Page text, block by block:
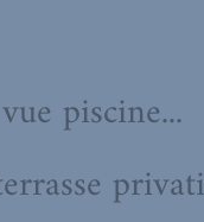
piscine...